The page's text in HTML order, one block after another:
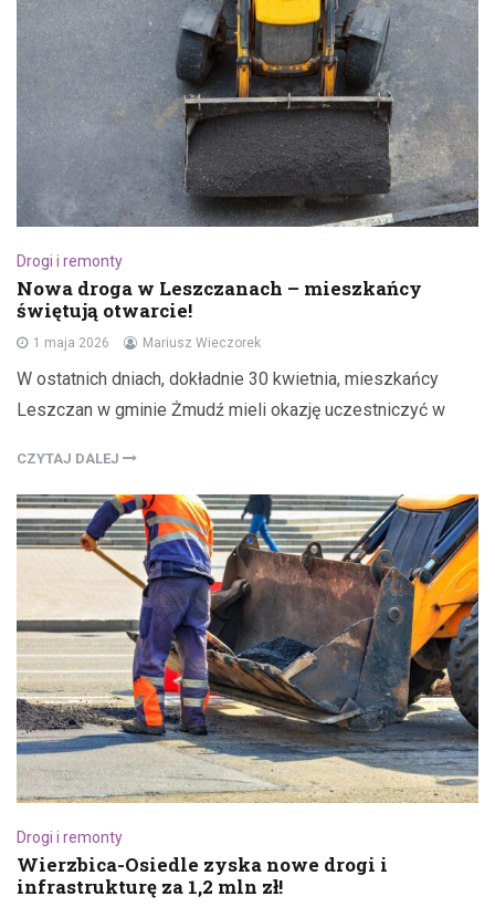
Drogi i remonty
Nowa droga w Leszczanach – mieszkańcy
świętują otwarcie!
1 maja 2026 Mariusz Wieczorek
W ostatnich dniach, dokładnie 30 kwietnia, mieszkańcy
Leszczan w gminie Żmudź mieli okazję uczestniczyć w
CZYTAJ DALEJ
Drogi i remonty
Wierzbica-Osiedle zyska nowe drogi i
infrastrukturę za 1,2 mln zł!